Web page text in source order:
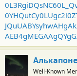
Алькапоне
Well-Known